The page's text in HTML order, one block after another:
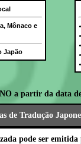
Mônaco e
Japão
a partir da data
de Tradução
pode ser